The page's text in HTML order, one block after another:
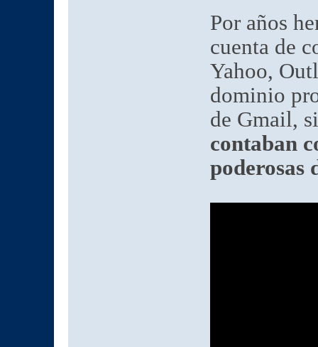
Por años
cuenta de
Yahoo,
dominio
de Gmail,
contaban
poderosas